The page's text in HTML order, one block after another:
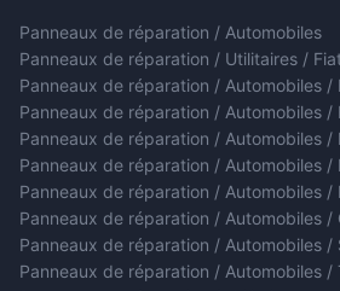
Panneaux de réparation / Automobiles
Panneaux de réparation / Utilitaires / Fiat
Panneaux de réparation / Automobiles /
Panneaux de réparation / Automobiles /
Panneaux de réparation / Automobiles /
Panneaux de réparation / Automobiles /
Panneaux de réparation / Automobiles /
Panneaux de réparation / Automobiles /
Panneaux de réparation / Automobiles /
Panneaux de réparation / Automobiles /